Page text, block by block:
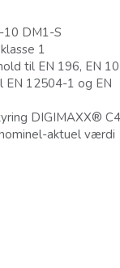
10 DM1-S
1
til EN 196, EN
EN 12504-1 og EN
DIGIMAXX®
aktuel værdi